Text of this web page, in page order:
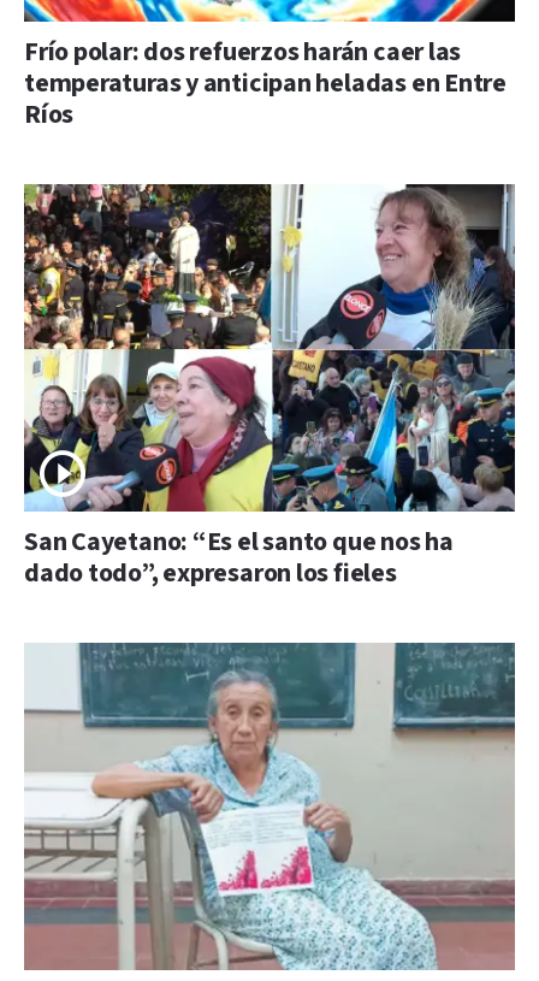
Frío polar: dos refuerzos harán caer las
temperaturas y anticipan heladas en Entre
Ríos
San Cayetano: “Es el santo que nos ha
dado todo”, expresaron los fieles